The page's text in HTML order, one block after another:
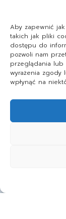
Aby zapewnić
takich jak pliki
dostępu do
pozwoli nam
przeglądania lub
wyrażenia zgody
wpłynąć na